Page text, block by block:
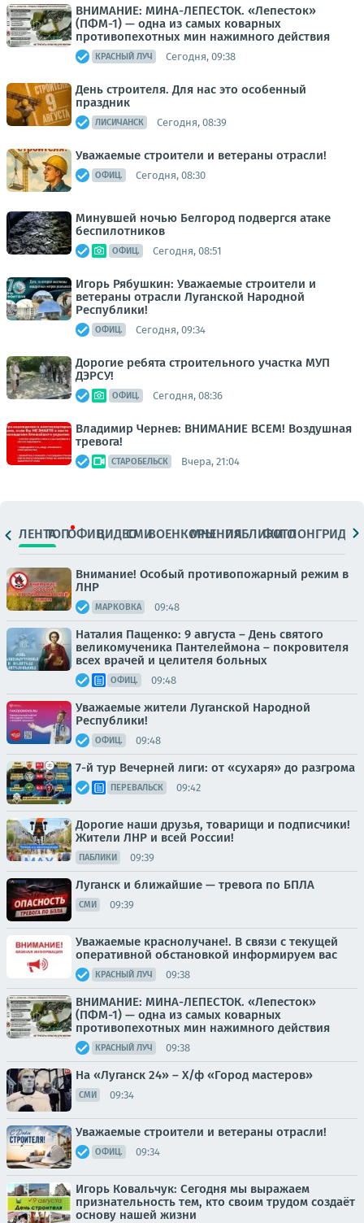
ВНИМАНИЕ: МИНА-ЛЕПЕСТОК. «Лепесток»
(ПФМ-1) — одна из самых коварных
противопехотных мин нажимного действия
КРАСНЫЙ ЛУЧ Сегодня, 09:38
День строителя. Для нас это особенный
праздник
ЛИСИЧАНСК Сегодня, 08:39
Уважаемые строители и ветераны отрасли!
ОФИЦ. Сегодня, 08:30
Минувшей ночью Белгород подвергся атаке
беспилотников
ОФИЦ. Сегодня, 08:51
Игорь Рябушкин: Уважаемые строители и
ветераны отрасли Луганской Народной
Республики!
ОФИЦ. Сегодня, 09:34
Дорогие ребята строительного участка МУП
ДЭРСУ!
ОФИЦ. Сегодня, 08:36
Владимир Чернев: ВНИМАНИЕ ВСЕМ! Воздушная
тревога!
СТАРОБЕЛЬСК Вчера, 21:04
ЛЕНТАТОПОФИЦ.ВИДЕОСМИВОЕНКОРЫМНЕНИЯПАБЛИКИ
ФОТОЛОНГРИДЫ
Внимание! Особый противопожарный режим в
ЛНР
МАРКОВКА 09:48
Наталия Пащенко: 9 августа – День святого
великомученика Пантелеймона – покровителя
всех врачей и целителя больных
ОФИЦ. 09:48
Уважаемые жители Луганской Народной
Республики!
ОФИЦ. 09:48
7-й тур Вечерней лиги: от «сухаря» до разгрома
ПЕРЕВАЛЬСК 09:42
Дорогие наши друзья, товарищи и подписчики!
Жители ЛНР и всей России!
ПАБЛИКИ 09:39
Луганск и ближайшие — тревога по БПЛА
СМИ 09:39
Уважаемые краснолучане!. В связи с текущей
оперативной обстановкой информируем вас
КРАСНЫЙ ЛУЧ 09:38
ВНИМАНИЕ: МИНА-ЛЕПЕСТОК. «Лепесток»
(ПФМ-1) — одна из самых коварных
противопехотных мин нажимного действия
КРАСНЫЙ ЛУЧ 09:38
На «Луганск 24» – Х/ф «Город мастеров»
СМИ 09:34
Уважаемые строители и ветераны отрасли!
ОФИЦ. 09:34
Игорь Ковальчук: Сегодня мы выражаем
признательность тем, кто своим трудом создаёт
основу нашей жизни